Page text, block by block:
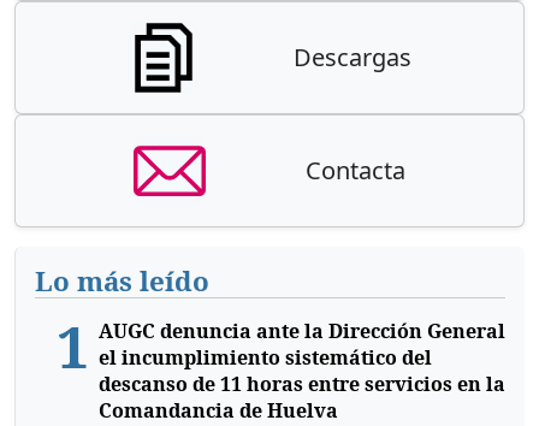
Descargas
Contacta
Lo más leído
1 AUGC denuncia ante la Dirección General
el incumplimiento sistemático del
descanso de 11 horas entre servicios en la
Comandancia de Huelva